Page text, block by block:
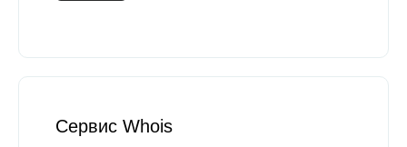
Сервис Whois